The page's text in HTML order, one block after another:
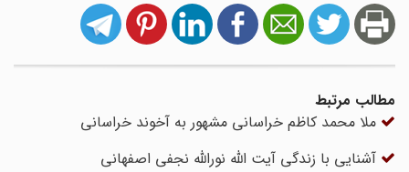
مطالب مرتبط
ملا محمد کاظم خراسانی مشهور به آخوند خراسانی
آشنایی با زندگی آیت الله نورالله نجفی اصفهانی